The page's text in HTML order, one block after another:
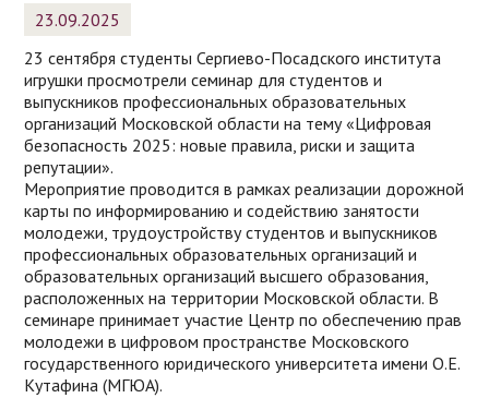
23.09.2025
23 сентября студенты Сергиево-Посадского института
игрушки просмотрели семинар для студентов и
выпускников профессиональных образовательных
организаций Московской области на тему «Цифровая
безопасность 2025: новые правила, риски и защита
репутации».
Мероприятие проводится в рамках реализации дорожной
карты по информированию и содействию занятости
молодежи, трудоустройству студентов и выпускников
профессиональных образовательных организаций и
образовательных организаций высшего образования,
расположенных на территории Московской области. В
семинаре принимает участие Центр по обеспечению прав
молодежи в цифровом пространстве Московского
государственного юридического университета имени О.Е.
Кутафина (МГЮА).